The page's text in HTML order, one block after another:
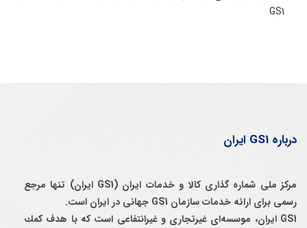
GS1
درباره GS1 ایران
مرکز ملی شماره گذاری کالا و خدمات ایران (GS1 ایران) تنها مرجع
رسمی برای ارائه خدمات سازمان GS1 جهانی در ایران است.
GS1 ایران، موسسه‌ای غيرتجاری و غيرانتفاعی است كه با هدف كمك